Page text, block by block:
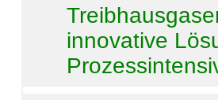
innovative